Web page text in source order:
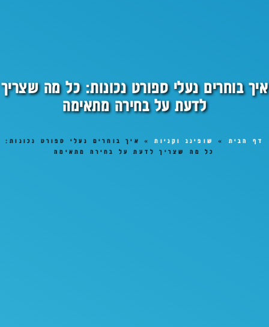
איך בוחרים נעלי ספורט נכונות: כל מה שצריך
לדעת על בחירה מתאימה
דף הבית » שופינג וקניות»
איך בוחרים נעלי ספורט נכונות:
כל מה שצריך לדעת על בחירה מתאימה